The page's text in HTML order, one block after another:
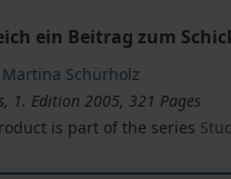
ein Beitrag zum
Martina Schürholz
1. Edition 2005, 321 Pages
is part of the series